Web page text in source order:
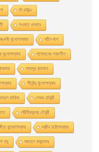
লি চাইল্ড
শওকত ওসমান
মুখােপাধ্যায় শচীন দাশ
মুখোপাধ্যায় শলোমনের পরমগীত
শামসুর রাহমান
শীর্ষেন্দু মুখোপাধ্যায়
হাকিম শেখর চৌধুরী
শ্রীনীরদচন্দ্র চৌধুরী
বন্দ্যোপাধ্যায় সঞ্জীব চট্টোপাধ্যায়
বসু সমরেশ মজুমদার